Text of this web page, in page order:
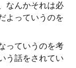
なんかそれは必
よっていうのを
っていうのを考
う話をされてい